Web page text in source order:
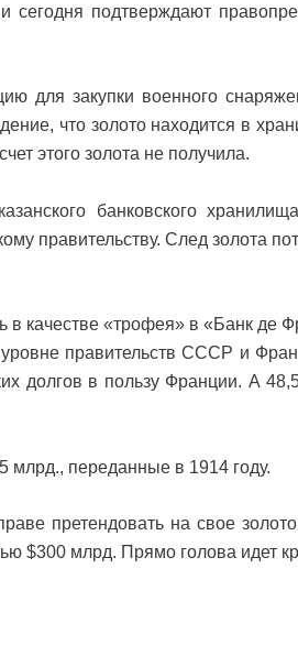
сегодня подтверждают
для закупки военного
что золото находится в
этого золота не получила.
банковского
правительству. След золота
в качестве «трофея» в «Банк де
правительств СССР и
долгов в пользу Франции. А
млрд., переданные в 1914 году.
претендовать на свое
$300 млрд. Прямо голова идет